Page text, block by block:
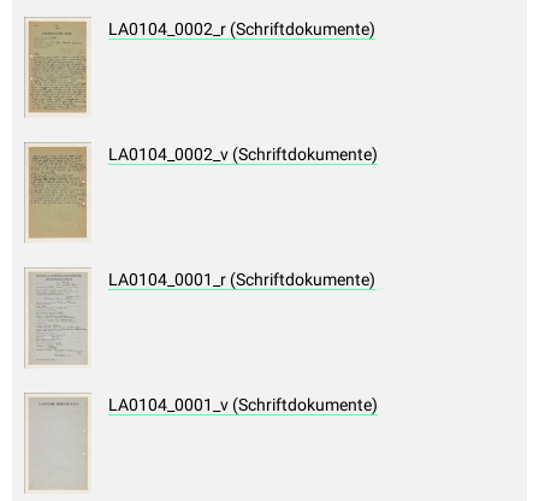
LA0104_0002_r (Schriftdokumente)
LA0104_0002_v (Schriftdokumente)
LA0104_0001_r (Schriftdokumente)
LA0104_0001_v (Schriftdokumente)